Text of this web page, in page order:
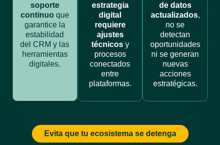
soporte
continuo que
garantice la
estabilidad
del CRM y las
herramientas
digitales.
estrategia
digital
requiere
ajustes
técnicosy
procesos
conectados
entre
plataformas.
de datos
actualizados,
no se
detectan
oportunidades
ni se generan
nuevas
acciones
estratégicas.
Evita que tu ecosistema se detenga